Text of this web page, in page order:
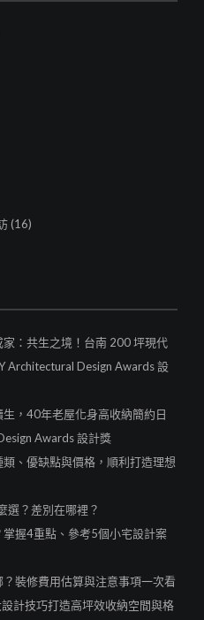
(16)
家：共生之境！台南 200 坪現代
Architectural Design Awards 設
生，40年老屋化身高收納簡約日
Awards 設計獎
、優缺點與價格，順利打造理想
選？差別在哪裡？
握4重點、參考5個小宅設計案
裝修費用估算與注意事項一次看
計技巧打造高坪效收納空間與格